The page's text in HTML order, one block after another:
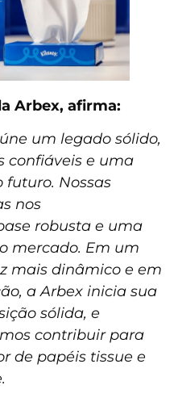
Arbex, afirma:
um legado sólido,
confiáveis e uma
futuro. Nossas
nos
robusta e uma
mercado. Em um
mais dinâmico e em
a Arbex inicia sua
sólida, e
contribuir para
de papéis tissue e